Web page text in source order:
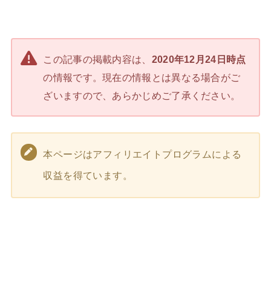
この記事の掲載内容は、 2020年12月24日時点
の情報です。現在の情報とは異なる場合がご
ざいますので、あらかじめご了承ください。
本ページはアフィリエイトプログラムによる
収益を得ています。